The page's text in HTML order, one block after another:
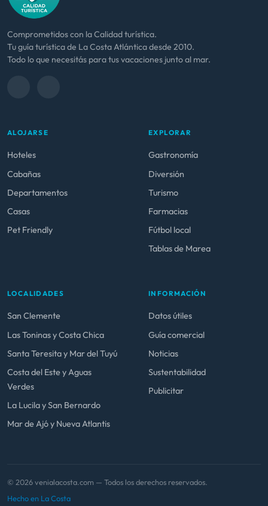
Comprometidos con la Calidad turística.
Tu guía turística de La Costa Atlántica desde 2010.
Todo lo que necesitás para tus vacaciones junto al mar.
ALOJARSE
Hoteles
Cabañas
Departamentos
Casas
Pet Friendly
EXPLORAR
Gastronomía
Diversión
Turismo
Farmacias
Fútbol local
Tablas de Marea
LOCALIDADES
San Clemente
Las Toninas y Costa Chica
Santa Teresita y Mar del Tuyú
Costa del Este y Aguas
Verdes
La Lucila y San Bernardo
Mar de Ajó y Nueva Atlantis
INFORMACIÓN
Datos útiles
Guía comercial
Noticias
Sustentabilidad
Publicitar
© 2026 venialacosta.com — Todos los derechos reservados.
Hecho en La Costa